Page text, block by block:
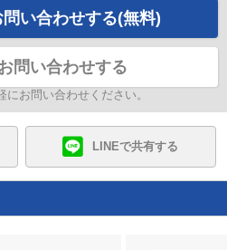
い合わせする(無料)
問い合わせする
お問い合わせください。
LINEで共有する